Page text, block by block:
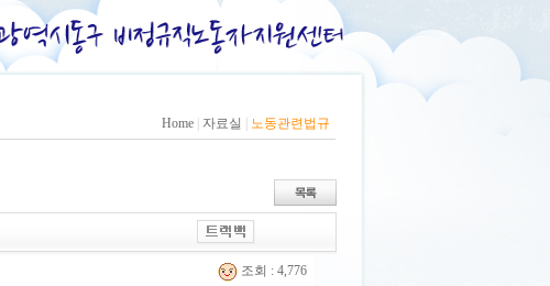
Home 자료실 노동관련법규
조회 : 4,776